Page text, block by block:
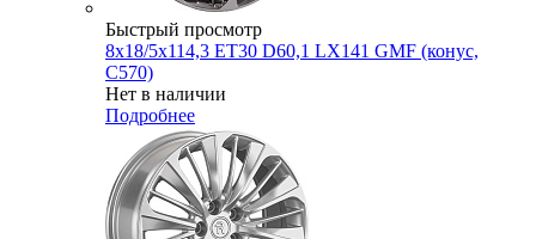
Быстрый просмотр
8x18/5x114,3 ET30 D60,1 LX141 GMF (конус,
C570)
Нет в наличии
Подробнее